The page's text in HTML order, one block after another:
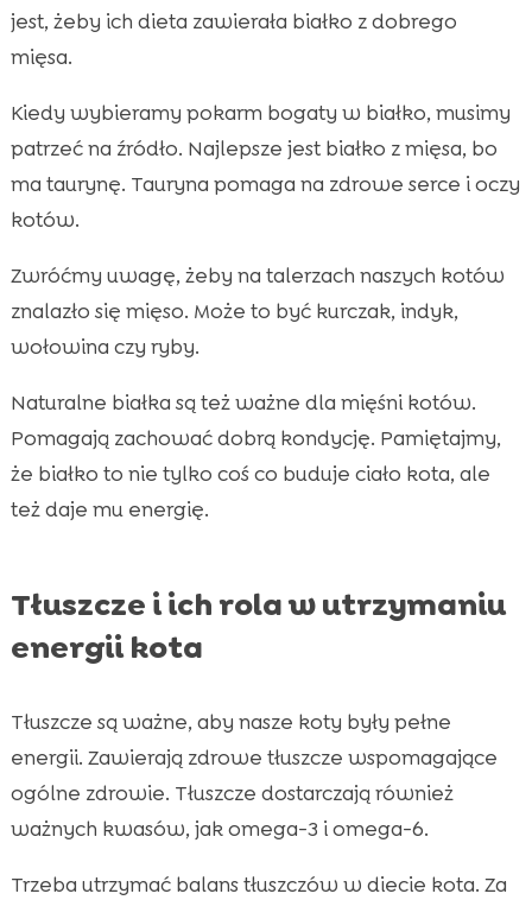
jest, żeby ich dieta zawierała białko z dobrego
mięsa.
Kiedy wybieramy pokarm bogaty w białko, musimy
patrzeć na źródło. Najlepsze jest białko z mięsa, bo
ma taurynę. Tauryna pomaga na zdrowe serce i oczy
kotów.
Zwróćmy uwagę, żeby na talerzach naszych kotów
znalazło się mięso. Może to być kurczak, indyk,
wołowina czy ryby.
Naturalne białka są też ważne dla mięśni kotów.
Pomagają zachować dobrą kondycję. Pamiętajmy,
że białko to nie tylko coś co buduje ciało kota, ale
też daje mu energię.
Tłuszcze i ich rola w utrzymaniu
energii kota
Tłuszcze są ważne, aby nasze koty były pełne
energii. Zawierają zdrowe tłuszcze wspomagające
ogólne zdrowie. Tłuszcze dostarczają również
ważnych kwasów, jak omega-3 i omega-6.
Trzeba utrzymać balans tłuszczów w diecie kota. Za